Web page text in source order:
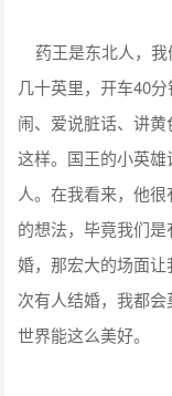
药王是东北人，我
几十英里，开车40
闹、爱说脏话、讲
这样。国王的小英
人。在我看来，他
的想法，毕竟我们
婚，那宏大的场面
次有人结婚，我都
世界能这么美好。